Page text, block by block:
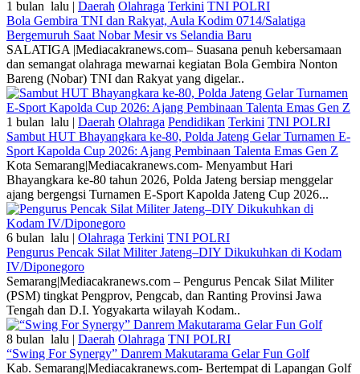
1 bulan lalu | Daerah Olahraga Terkini TNI POLRI
Bola Gembira TNI dan Rakyat, Aula Kodim 0714/Salatiga
Bergemuruh Saat Nobar Mesir vs Selandia Baru
SALATIGA |Mediacakranews.com– Suasana penuh kebersamaan
dan semangat olahraga mewarnai kegiatan Bola Gembira Nonton
Bareng (Nobar) TNI dan Rakyat yang digelar..
1 bulan lalu | Daerah Olahraga Pendidikan Terkini TNI POLRI
Sambut HUT Bhayangkara ke-80, Polda Jateng Gelar Turnamen E-
Sport Kapolda Cup 2026: Ajang Pembinaan Talenta Emas Gen Z
Kota Semarang|Mediacakranews.com- Menyambut Hari
Bhayangkara ke-80 tahun 2026, Polda Jateng bersiap menggelar
ajang bergengsi Turnamen E-Sport Kapolda Jateng Cup 2026...
6 bulan lalu | Olahraga Terkini TNI POLRI
Pengurus Pencak Silat Militer Jateng–DIY Dikukuhkan di Kodam
IV/Diponegoro
Semarang|Mediacakranews.com – Pengurus Pencak Silat Militer
(PSM) tingkat Pengprov, Pengcab, dan Ranting Provinsi Jawa
Tengah dan D.I. Yogyakarta wilayah Kodam..
8 bulan lalu | Daerah Olahraga TNI POLRI
“Swing For Synergy” Danrem Makutarama Gelar Fun Golf
Kab. Semarang|Mediacakranews.com- Bertempat di Lapangan Golf